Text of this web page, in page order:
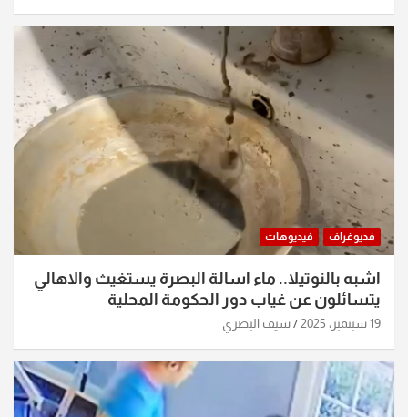
فديوغراف فيديوهات
اشبه بالنوتيلا.. ماء اسالة البصرة يستغيث والاهالي
يتسائلون عن غياب دور الحكومة المحلية
19 سبتمبر، 2025 سيف البصري